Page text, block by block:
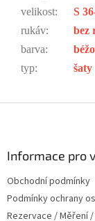
velikost:
S
rukáv:
bez
barva:
typ: šaty
Informace pro
Obchodní podmínky
Podmínky ochrany
Rezervace / Měření